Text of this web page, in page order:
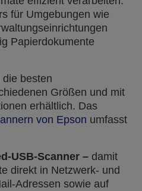
für Umgebungen wie
Papierdokumente
besten
Größen und mit
erhältlich. Das
von Epson umfasst
USB-Scanner – damit
direkt in Netzwerk- und
Adressen sowie auf